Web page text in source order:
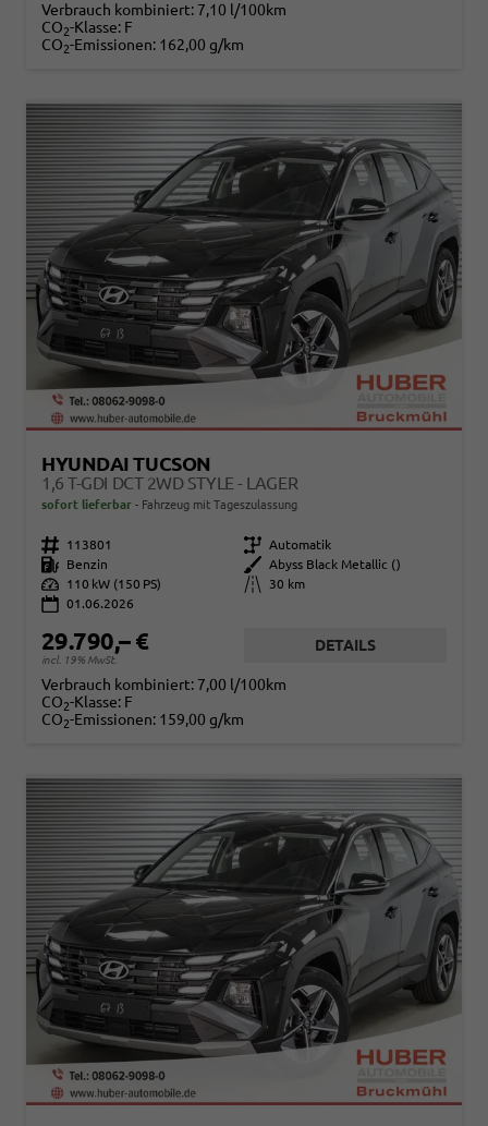
Verbrauch kombiniert: 7,10 l/100km
CO2-Klasse: F
CO2-Emissionen: 162,00 g/km
HYUNDAI TUCSON
1,6 T-GDI DCT 2WD STYLE - LAGER
sofort lieferbar Fahrzeug mit Tageszulassung
Fahrzeugnr. 113801 Getriebe Automatik
Kraftstoff
Benzin Außenfarbe
Abyss Black Metallic ()
Leistung
110 kW (150 PS) Kilometerstand
30 km
01.06.2026
29.790,– €
incl. 19% MwSt.
DETAILS
Verbrauch kombiniert: 7,00 l/100km
CO2-Klasse: F
CO2-Emissionen: 159,00 g/km